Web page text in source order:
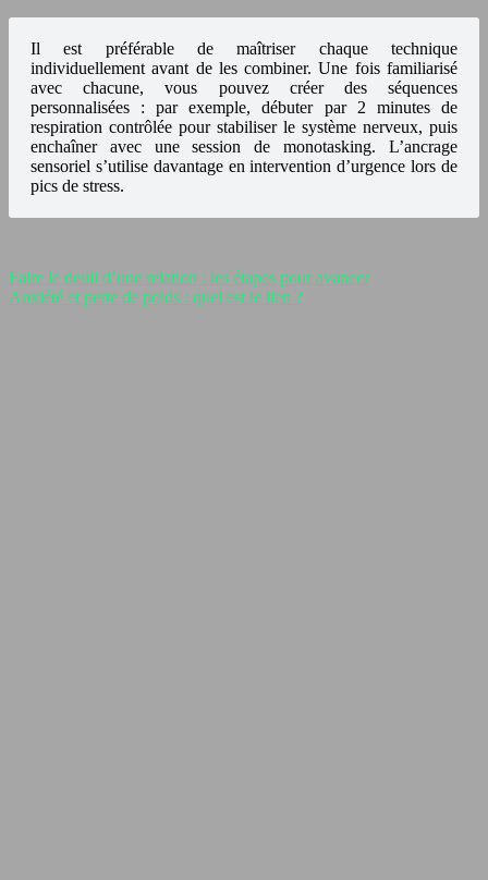
Il est préférable de maîtriser chaque technique
individuellement avant de les combiner. Une fois familiarisé
avec chacune, vous pouvez créer des séquences
personnalisées : par exemple, débuter par 2 minutes de
respiration contrôlée pour stabiliser le système nerveux, puis
enchaîner avec une session de monotasking. L’ancrage
sensoriel s’utilise davantage en intervention d’urgence lors de
pics de stress.
Faire le deuil d’une relation : les étapes pour avancer
Anxiété et perte de poids : quel est le lien ?